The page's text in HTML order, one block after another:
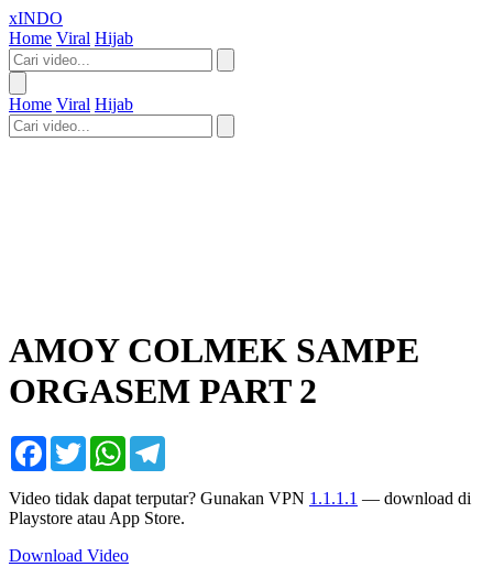
xINDO
Home Viral Hijab
Home Viral Hijab
AMOY COLMEK SAMPE
ORGASEM PART 2
Facebook
TwitterWhatsApp
Video tidak dapat terputar? Gunakan VPN 1.1.1.1 — download di
Playstore atau App Store.
Download Video